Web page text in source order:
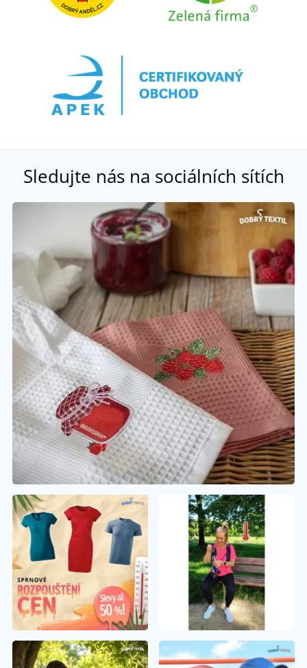
Sledujte nás na sociálních sítích